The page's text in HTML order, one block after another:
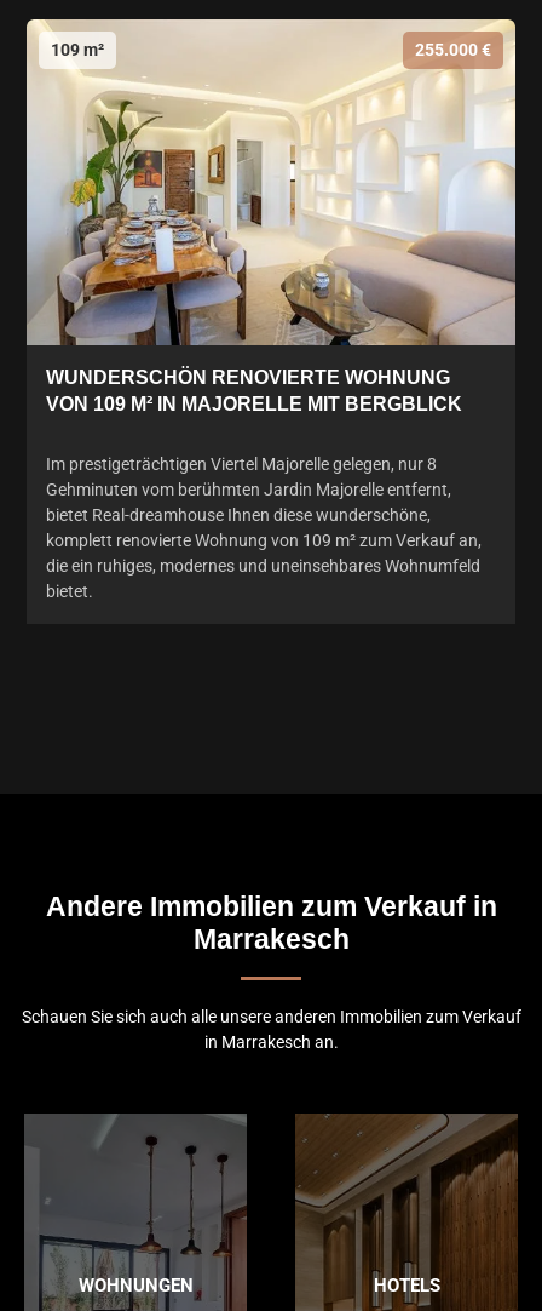
109 m² 255.000 €
WUNDERSCHÖN RENOVIERTE WOHNUNG
VON 109 M² IN MAJORELLE MIT BERGBLICK
Im prestigeträchtigen Viertel Majorelle gelegen, nur 8
Gehminuten vom berühmten Jardin Majorelle entfernt,
bietet Real-dreamhouse Ihnen diese wunderschöne,
komplett renovierte Wohnung von 109 m² zum Verkauf an,
die ein ruhiges, modernes und uneinsehbares Wohnumfeld
bietet.
Andere Immobilien zum Verkauf in
Marrakesch
Schauen Sie sich auch alle unsere anderen Immobilien zum Verkauf
in Marrakesch an.
WOHNUNGEN HOTELS